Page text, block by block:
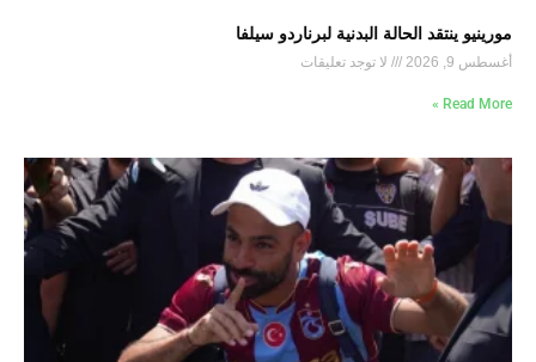
مورينيو ينتقد الحالة البدنية لبرناردو سيلفا
أغسطس 9, 2026 لا توجد تعليقات
Read More »